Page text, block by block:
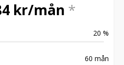
kr/mån *
20 %
60 mån